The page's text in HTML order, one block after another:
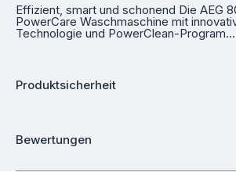
Effizient, smart und schonend Die AEG
PowerCare Waschmaschine mit
Technologie und PowerClean-Program…
Produktsicherheit
Bewertungen